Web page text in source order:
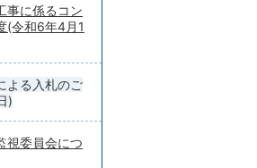
事に係るコン
(令和6年4月1
よる入札のご
)
視委員会につ